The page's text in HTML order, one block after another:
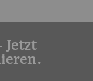
Jetzt